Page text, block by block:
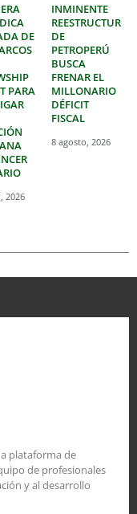
DE
PARA
2026
INMINENTE
DE
PETROPERÚ
BUSCA
FRENAR EL
MILLONARIO
DÉFICIT
FISCAL
8 agosto, 2026
plataforma de
de profesionales
y al desarrollo